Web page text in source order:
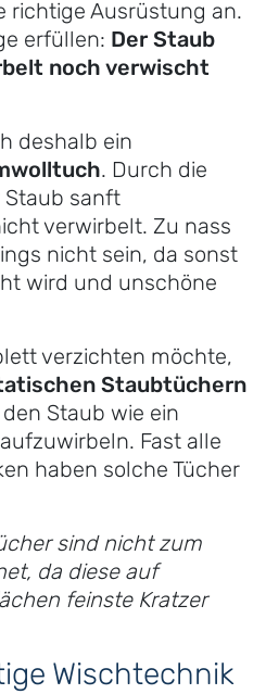
richtige Ausrüstung an.
erfüllen: Der Staub
noch verwischt
deshalb ein
. Durch die
Staub sanft
verwirbelt. Zu nass
nicht sein, da sonst
wird und unschöne
verzichten möchte,
Staubtüchern
Staub wie ein
Fast alle
haben solche Tücher
sind nicht zum
da diese auf
feinste Kratzer
Wischtechnik